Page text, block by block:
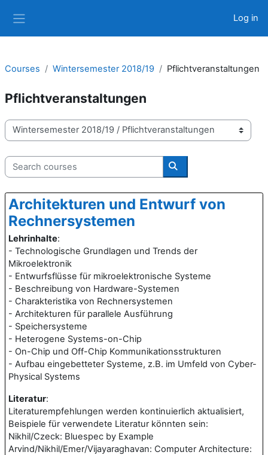
Log in
Courses Wintersemester 2018/19 Pflichtveranstaltungen
Pflichtveranstaltungen
Course categories
Search courses
Search courses
Architekturen und Entwurf von
Rechnersystemen
Lehrinhalte:
- Technologische Grundlagen und Trends der
Mikroelektronik
- Entwurfsflüsse für mikroelektronische Systeme
- Beschreibung von Hardware-Systemen
- Charakteristika von Rechnersystemen
- Architekturen für parallele Ausführung
- Speichersysteme
- Heterogene Systems-on-Chip
- On-Chip und Off-Chip Kommunikationsstrukturen
- Aufbau eingebetteter Systeme, z.B. im Umfeld von Cyber-
Physical Systems
Literatur:
Literaturempfehlungen werden kontinuierlich aktualisiert,
Beispiele für verwendete Literatur könnten sein:
Nikhil/Czeck: Bluespec by Example
Arvind/Nikhil/Emer/Vijayaraghavan: Computer Architecture: